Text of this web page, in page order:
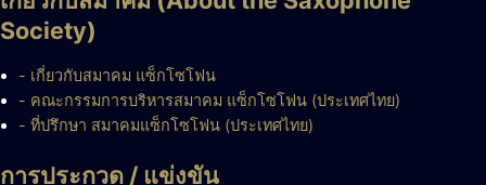
Society)
- เกี่ยวกับสมาคม แซ็กโซโฟน
- คณะกรรมการบริหารสมาคม แซ็กโซโฟน (ประเทศไทย)
- ที่ปรึกษา สมาคมแซ็กโซโฟน (ประเทศไทย)
การประกวด / แข่งขัน